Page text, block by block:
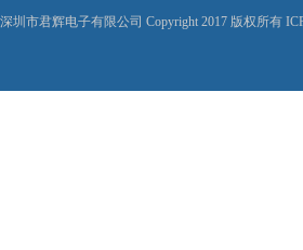
深圳市君辉电子有限公司 Copyright 2017 版权所有